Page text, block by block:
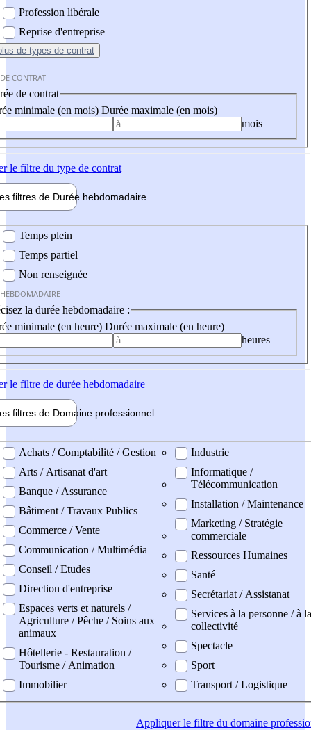
Profession libérale
Reprise d'entreprise
de types de contrat
CONTRAT
de contrat
minimale (en mois) Durée maximale (en mois)
mois
le filtre du type de contrat
filtres de Durée hebdomadaire
Temps plein
Temps partiel
Non renseignée
la durée hebdomadaire :
minimale (en heure) Durée maximale (en heure)
heures
le filtre de durée hebdomadaire
filtres de Domaine professionnel
professionel
Achats / Comptabilité / Gestion
Arts / Artisanat d'art
Banque / Assurance
Bâtiment / Travaux Publics
Commerce / Vente
Communication / Multimédia
Conseil / Etudes
Direction d'entreprise
Espaces verts et naturels /
Agriculture / Pêche / Soins aux
animaux
Hôtellerie - Restauration /
Tourisme / Animation
Immobilier
Industrie
Informatique /
Télécommunication
Installation / Maintenance
Marketing / Stratégie
commerciale
Ressources Humaines
Santé
Secrétariat / Assistanat
Services à la personne / à la
collectivité
Spectacle
Sport
Transport / Logistique
Appliquerle filtre du domaine